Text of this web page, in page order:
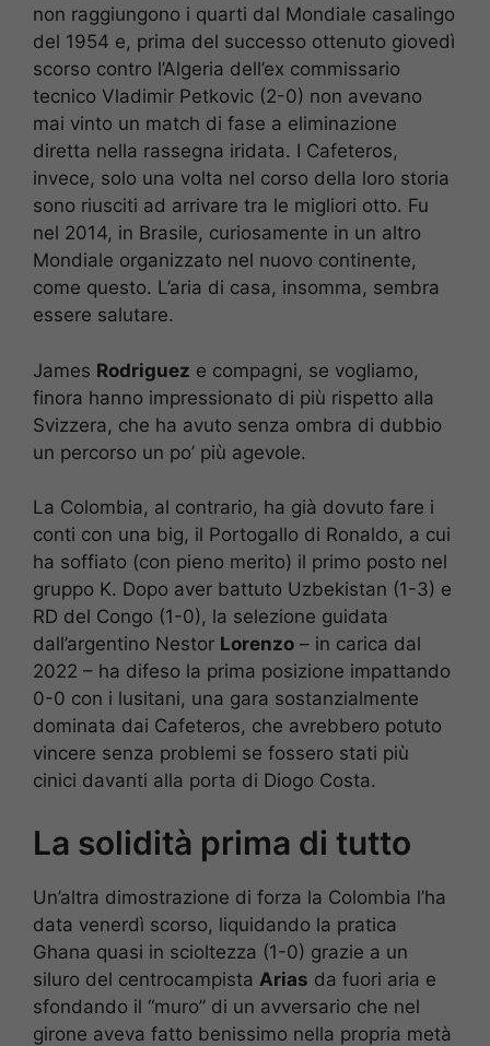
non raggiungono i quarti dal Mondiale casalingo
del 1954 e, prima del successo ottenuto giovedì
scorso contro l’Algeria dell’ex commissario
tecnico Vladimir Petkovic (2-0) non avevano
mai vinto un match di fase a eliminazione
diretta nella rassegna iridata. I Cafeteros,
invece, solo una volta nel corso della loro storia
sono riusciti ad arrivare tra le migliori otto. Fu
nel 2014, in Brasile, curiosamente in un altro
Mondiale organizzato nel nuovo continente,
come questo. L’aria di casa, insomma, sembra
essere salutare.
James Rodriguez e compagni, se vogliamo,
finora hanno impressionato di più rispetto alla
Svizzera, che ha avuto senza ombra di dubbio
un percorso un po’ più agevole.
La Colombia, al contrario, ha già dovuto fare i
conti con una big, il Portogallo di Ronaldo, a cui
ha soffiato (con pieno merito) il primo posto nel
gruppo K. Dopo aver battuto Uzbekistan (1-3) e
RD del Congo (1-0), la selezione guidata
dall’argentino Nestor Lorenzo – in carica dal
2022 – ha difeso la prima posizione impattando
0-0 con i lusitani, una gara sostanzialmente
dominata dai Cafeteros, che avrebbero potuto
vincere senza problemi se fossero stati più
cinici davanti alla porta di Diogo Costa.
La solidità prima di tutto
Un’altra dimostrazione di forza la Colombia l’ha
data venerdì scorso, liquidando la pratica
Ghana quasi in scioltezza (1-0) grazie a un
siluro del centrocampista Arias da fuori aria e
sfondando il “muro” di un avversario che nel
girone aveva fatto benissimo nella propria metà